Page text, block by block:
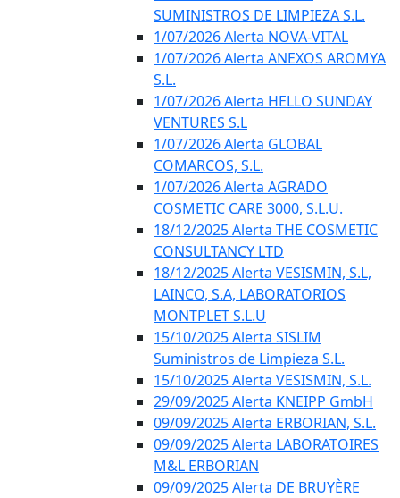
SUMINISTROS DE LIMPIEZA S.L.
1/07/2026 Alerta NOVA-VITAL
1/07/2026 Alerta ANEXOS AROMYA
S.L.
1/07/2026 Alerta HELLO SUNDAY
VENTURES S.L
1/07/2026 Alerta GLOBAL
COMARCOS, S.L.
1/07/2026 Alerta AGRADO
COSMETIC CARE 3000, S.L.U.
18/12/2025 Alerta THE COSMETIC
CONSULTANCY LTD
18/12/2025 Alerta VESISMIN, S.L,
LAINCO, S.A, LABORATORIOS
MONTPLET S.L.U
15/10/2025 Alerta SISLIM
Suministros de Limpieza S.L.
15/10/2025 Alerta VESISMIN, S.L.
29/09/2025 Alerta KNEIPP GmbH
09/09/2025 Alerta ERBORIAN, S.L.
09/09/2025 Alerta LABORATOIRES
M&L ERBORIAN
09/09/2025 Alerta DE BRUYÈRE